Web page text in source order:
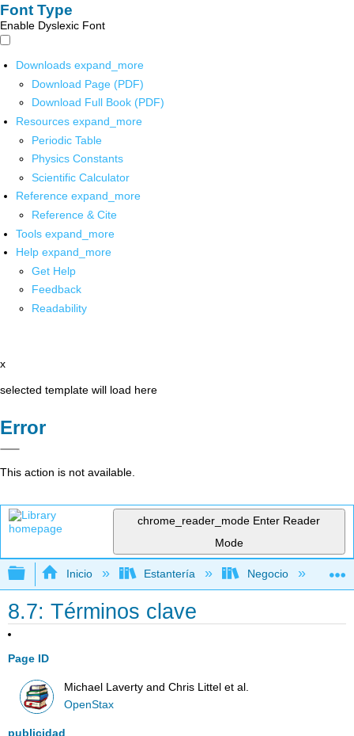
Font Type
Enable Dyslexic Font
Downloads expand_more
Download Page (PDF)
Download Full Book (PDF)
Resources expand_more
Periodic Table
Physics Constants
Scientific Calculator
Reference expand_more
Reference & Cite
Tools expand_more
Help expand_more
Get Help
Feedback
Readability
x
selected template will load here
Error
This action is not available.
chrome_reader_mode Enter Reader
Mode
Expandir/contraer jerarquía global
Inicio Estantería Negocio
8.7: Términos clave
Page ID
Michael Laverty and Chris Littel et al.
OpenStax
publicidad